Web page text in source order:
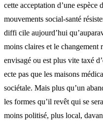
cette acceptation d’une
mouvements social-santé
diffi cile aujourd’hui
moins claires et le changement
envisagé ou est plus vite taxé
ecte pas que les maisons
sociétale. Mais plus qu’un
les formes qu’il revêt qui se
moins politisé, plus local,